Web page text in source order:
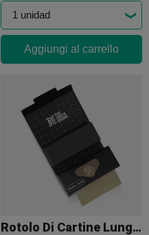
Aggiungi al carrello
Rotolo Di Cartine Lunghe Slim GB 5m + 50 Filtri